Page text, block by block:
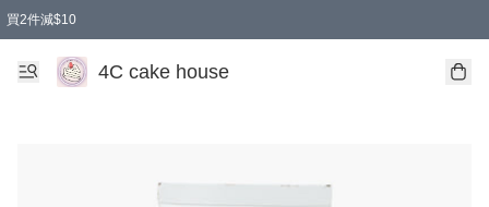
買2件減$10
任選兩件減$10
買兩盒減$10
買兩件減$10
買2件減$10
4C cake house